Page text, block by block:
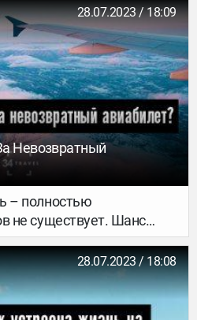
и немного
пути в страну мечты.
мануал, в котором есть
от и до. Бери и делай!
28.07.2023 / 18:09
Невозвратный
– полностью
не существует. Шанс
часть денег есть даже в
авиабилетами самых
Рассказываем, как это
28.07.2023 / 18:08